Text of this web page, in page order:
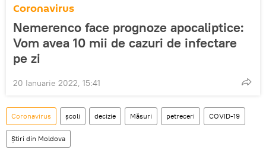
Coronavirus
Nemerenco face prognoze apocaliptice:
Vom avea 10 mii de cazuri de infectare
pe zi
20 Ianuarie 2022, 15:41
Coronavirus școli decizie Măsuri petreceri COVID-19
Știri din Moldova